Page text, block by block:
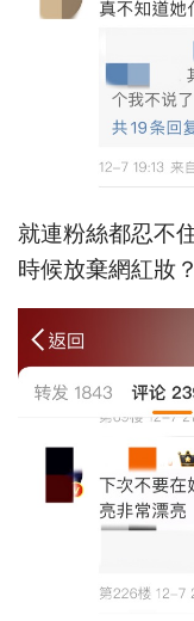
就連粉絲都忍不
時候放棄網紅妝？